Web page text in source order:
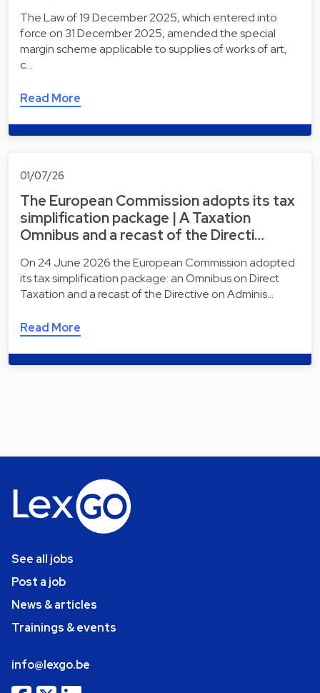
The Law of 19 December 2025, which entered into
force on 31 December 2025, amended the special
margin scheme applicable to supplies of works of art,
c…
Read More
01/07/26
The European Commission adopts its tax
simplification package | A Taxation
Omnibus and a recast of the Directi…
On 24 June 2026 the European Commission adopted
its tax simplification package: an Omnibus on Direct
Taxation and a recast of the Directive on Adminis…
Read More
See all jobs
Post a job
News & articles
Trainings & events
info@lexgo.be